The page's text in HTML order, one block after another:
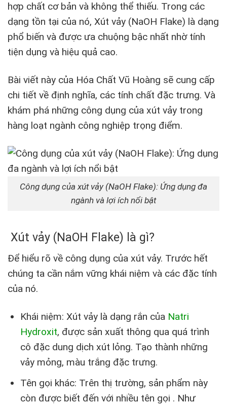
hợp chất cơ bản và không thể thiếu. Trong các
dạng tồn tại của nó, Xút vảy (NaOH Flake) là dạng
phổ biến và được ưa chuộng bậc nhất nhờ tính
tiện dụng và hiệu quả cao.
Bài viết này của Hóa Chất Vũ Hoàng sẽ cung cấp
chi tiết về định nghĩa, các tính chất đặc trưng. Và
khám phá những công dụng của xút vảy trong
hàng loạt ngành công nghiệp trọng điểm.
Công dụng của xút vảy (NaOH Flake): Ứng dụng đa
ngành và lợi ích nổi bật
Xút vảy (NaOH Flake) là gì?
Để hiểu rõ về công dụng của xút vảy. Trước hết
chúng ta cần nắm vững khái niệm và các đặc tính
của nó.
Khái niệm: Xút vảy là dạng rắn của Natri
Hydroxit, được sản xuất thông qua quá trình
cô đặc dung dịch xút lỏng. Tạo thành những
vảy mỏng, màu trắng đặc trưng.
Tên gọi khác: Trên thị trường, sản phẩm này
còn được biết đến với nhiều tên gọi . Như